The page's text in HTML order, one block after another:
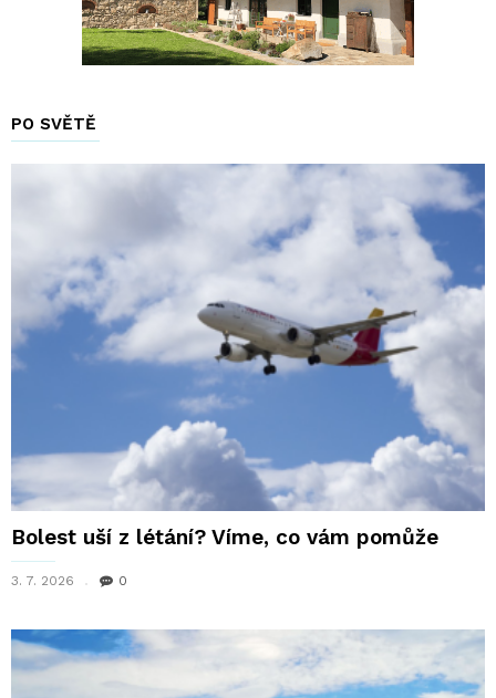
PO SVĚTĚ
Bolest uší z létání? Víme, co vám pomůže
3. 7. 2026 0